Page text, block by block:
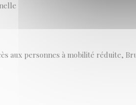
aux personnes à mobilité réduite,